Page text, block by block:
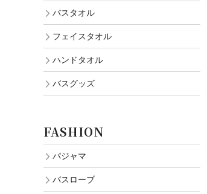
バスタオル
フェイスタオル
ハンドタオル
バスグッズ
FASHION
パジャマ
バスローブ